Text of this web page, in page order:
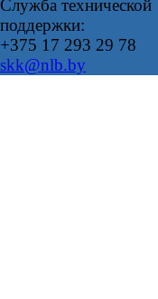
Служба технической
поддержки:
+375 17 293 29 78
skk@nlb.by